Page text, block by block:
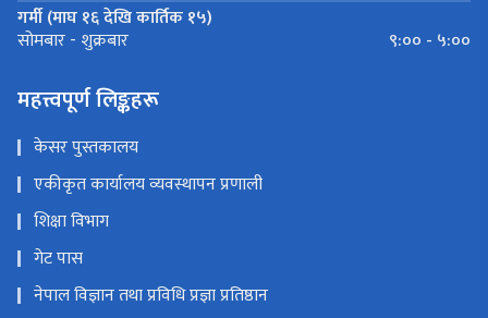
गर्मी (माघ १६ देखि कार्तिक १५)
सोमबार - शुक्रबार ९:०० - ५:००
महत्त्वपूर्ण लिङ्कहरू
केसर पुस्तकालय
एकीकृत कार्यालय व्यवस्थापन प्रणाली
शिक्षा विभाग
गेट पास
नेपाल विज्ञान तथा प्रविधि प्रज्ञा प्रतिष्ठान